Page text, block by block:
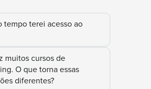
tempo terei acesso ao
muitos cursos de
O que torna essas
diferentes?